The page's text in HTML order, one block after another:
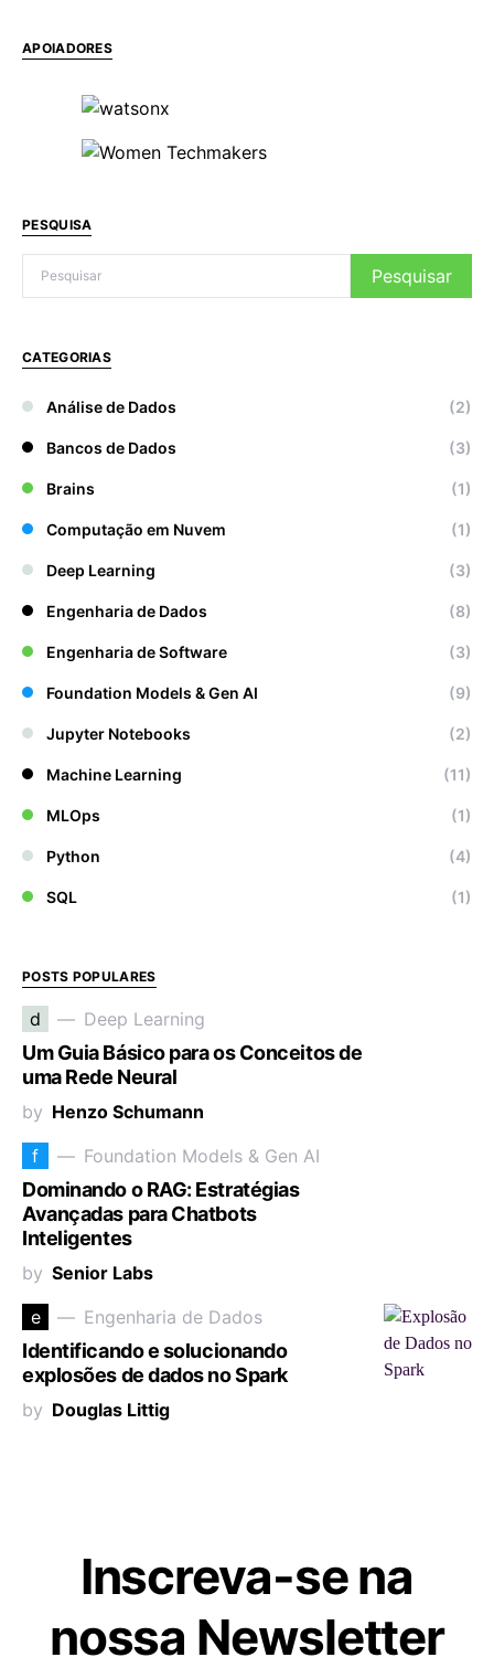
APOIADORES
PESQUISA
Pesquisar
CATEGORIAS
Análise de Dados (2)
Bancos de Dados (3)
Brains (1)
Computação em Nuvem (1)
Deep Learning (3)
Engenharia de Dados (8)
Engenharia de Software (3)
Foundation Models & Gen AI (9)
Jupyter Notebooks (2)
Machine Learning (11)
MLOps (1)
Python (4)
SQL (1)
POSTS POPULARES
d Deep Learning
Um Guia Básico para os Conceitos de
uma Rede Neural
by Henzo Schumann
f
Foundation Models & Gen AI
Dominando o RAG: Estratégias
Avançadas para Chatbots
Inteligentes
by Senior Labs
e
Engenharia de Dados
Identificando e solucionando
explosões de dados no Spark
by Douglas Littig
Inscreva-se na
nossa Newsletter